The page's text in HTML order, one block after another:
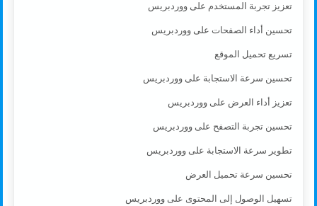
تعزيز تجربة المستخدم على ووردبريس
تحسين أداء الصفحات على ووردبريس
تسريع تحميل الموقع
تحسين سرعة الاستجابة على ووردبريس
تعزيز أداء العرض على ووردبريس
تحسين تجربة التصفح على ووردبريس
تطوير سرعة الاستجابة على ووردبريس
تحسين سرعة تحميل العرض
تسهيل الوصول إلى المحتوى على ووردبريس